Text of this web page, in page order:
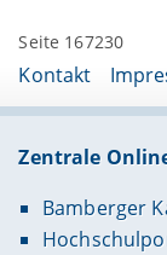
Seite 167230
Kontakt
Zentrale
Bamberger